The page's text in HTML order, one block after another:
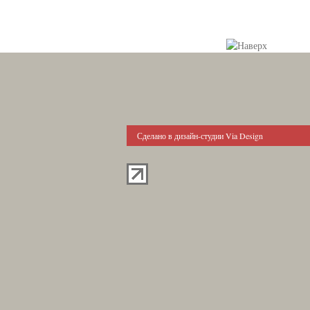
Сделано в дизайн-студии Via Design